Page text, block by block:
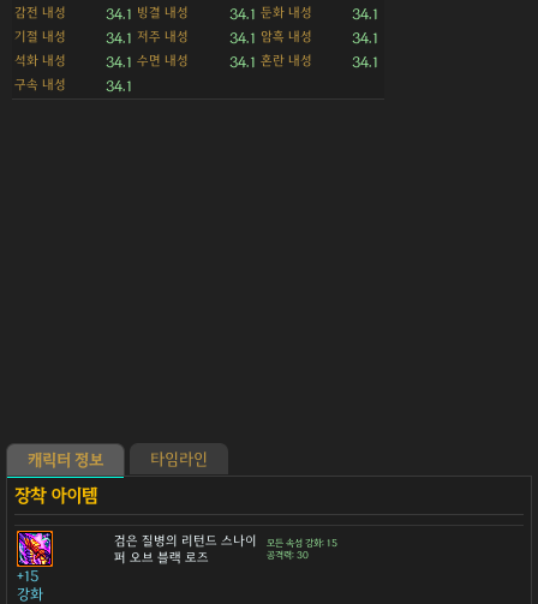
감전 내성 34.1 빙결 내성 34.1 둔화 내성 34.1
기절 내성 34.1 저주 내성 34.1 암흑 내성 34.1
석화 내성 34.1 수면 내성 34.1 혼란 내성 34.1
구속 내성 34.1
캐릭터 정보 타임라인
검은 질병의 리턴드 스나이
퍼 오브 블랙 로즈
모든 속성 강화: 15
공격력: 30
+15
강화